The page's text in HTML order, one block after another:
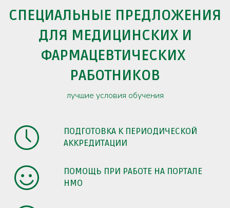
СПЕЦИАЛЬНЫЕ ПРЕДЛОЖЕНИЯ
ДЛЯ МЕДИЦИНСКИХ И
ФАРМАЦЕВТИЧЕСКИХ
РАБОТНИКОВ
лучшие условия обучения
ПОДГОТОВКА К ПЕРИОДИЧЕСКОЙ
АККРЕДИТАЦИИ
ПОМОЩЬ ПРИ РАБОТЕ НА ПОРТАЛЕ
НМО